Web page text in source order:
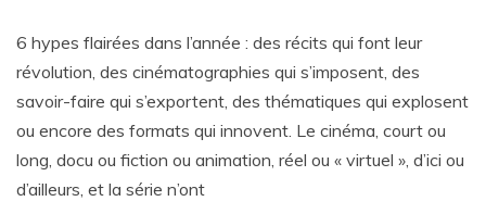
6 hypes flairées dans l’année : des récits qui font leur
révolution, des cinématographies qui s’imposent, des
savoir-faire qui s’exportent, des thématiques qui explosent
ou encore des formats qui innovent. Le cinéma, court ou
long, docu ou fiction ou animation, réel ou « virtuel », d’ici ou
d’ailleurs, et la série n’ont